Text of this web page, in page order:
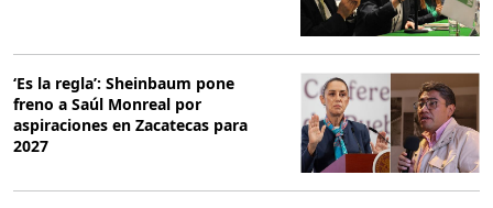
‘Es la regla’: Sheinbaum pone
freno a Saúl Monreal por
aspiraciones en Zacatecas para
2027